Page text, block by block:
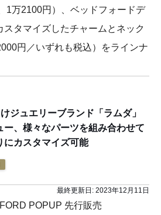
万2100円）、ベッドフォードデ
タマイズしたチャームとネック
円／いずれも税込）をラインナ
ジュエリーブランド「ラムダ」
ー、様々なパーツを組み合わせて
にカスタマイズ可能
最終更新日: 2023年12月11日
POPUP 先行販売